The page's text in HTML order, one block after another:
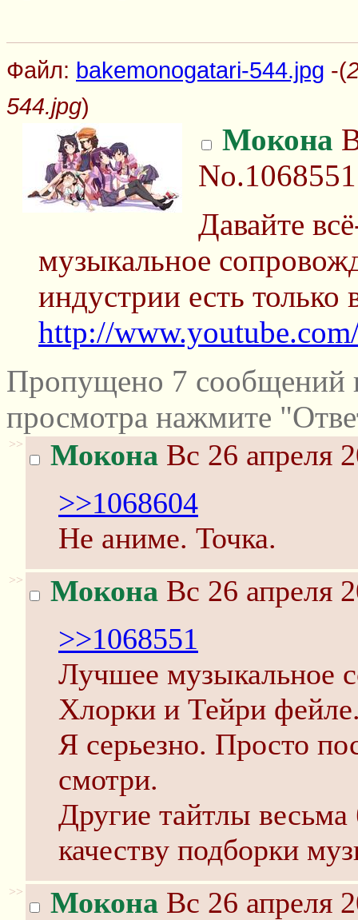
Файл: bakemonogatari-544.jpg -(
544.jpg)
Мокона
No.1068551
Давайте
музыкальное
индустрии есть
http://
Пропущено 7 сообщений
просмотра нажмите
>> Мокона Вс 26 апреля
>>1068604
Не аниме. Точка.
>> Мокона Вс 26 апреля
>>1068551
Лучшее музыкальное
Хлорки и Тейри
Я серьезно. Просто
смотри.
Другие тайтлы весьма
качеству подборки
>> Мокона Вс 26 апреля